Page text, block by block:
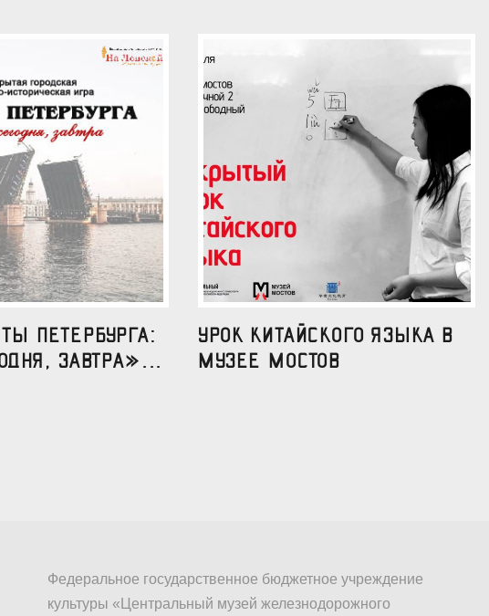
Петербурга:
завтра»...
УРОК КИТАЙСКОГО ЯЗЫКА В
МУЗЕЕ МОСТОВ
Федеральное государственное бюджетное учреждение
культуры «Центральный музей железнодорожного